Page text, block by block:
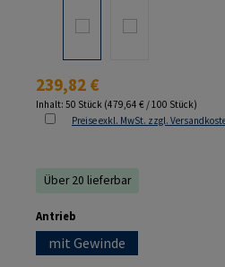
Regulärer Preis:
239,82 €
Inhalt: 50 Stück (479,64 € / 100 Stück)
Preise exkl. MwSt. zzgl.
Über 20 lieferbar
Antrieb
mit Gewinde